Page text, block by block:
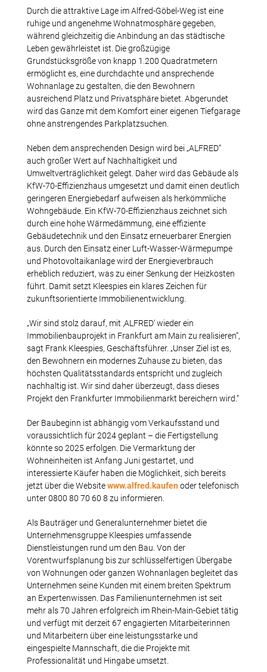
Durch die attraktive Lage im Alfred-Göbel-Weg ist eine
ruhige und angenehme Wohnatmosphäre gegeben,
während gleichzeitig die Anbindung an das städtische
Leben gewährleistet ist. Die großzügige
Grundstücksgröße von knapp 1.200 Quadratmetern
ermöglicht es, eine durchdachte und ansprechende
Wohnanlage zu gestalten, die den Bewohnern
ausreichend Platz und Privatsphäre bietet. Abgerundet
wird das Ganze mit dem Komfort einer eigenen Tiefgarage
ohne anstrengendes Parkplatzsuchen.
Neben dem ansprechenden Design wird bei „ALFRED“
auch großer Wert auf Nachhaltigkeit und
Umweltverträglichkeit gelegt. Daher wird das Gebäude als
KfW-70-Effizienzhaus umgesetzt und damit einen deutlich
geringeren Energiebedarf aufweisen als herkömmliche
Wohngebäude. Ein KfW-70-Effizienzhaus zeichnet sich
durch eine hohe Wärmedämmung, eine effiziente
Gebäudetechnik und den Einsatz erneuerbarer Energien
aus. Durch den Einsatz einer Luft-Wasser-Wärmepumpe
und Photovoltaikanlage wird der Energieverbrauch
erheblich reduziert, was zu einer Senkung der Heizkosten
führt. Damit setzt Kleespies ein klares Zeichen für
zukunftsorientierte Immobilienentwicklung.
„Wir sind stolz darauf, mit ‚ALFRED‘ wieder ein
Immobilienbauprojekt in Frankfurt am Main zu realisieren“,
sagt Frank Kleespies, Geschäftsführer. „Unser Ziel ist es,
den Bewohnern ein modernes Zuhause zu bieten, das
höchsten Qualitätsstandards entspricht und zugleich
nachhaltig ist. Wir sind daher überzeugt, dass dieses
Projekt den Frankfurter Immobilienmarkt bereichern wird.“
Der Baubeginn ist abhängig vom Verkaufsstand und
voraussichtlich für 2024 geplant – die Fertigstellung
könnte so 2025 erfolgen. Die Vermarktung der
Wohneinheiten ist Anfang Juni gestartet, und
interessierte Käufer haben die Möglichkeit, sich bereits
jetzt über die Websitewww.alfred.kaufenoder telefonisch
unter 0800 80 70 60 8 zu informieren.
Als Bauträger und Generalunternehmer bietet die
Unternehmensgruppe Kleespies umfassende
Dienstleistungen rund um den Bau. Von der
Vorentwurfsplanung bis zur schlüsselfertigen Übergabe
von Wohnungen oder ganzen Wohnanlagen begleitet das
Unternehmen seine Kunden mit einem breiten Spektrum
an Expertenwissen. Das Familienunternehmen ist seit
mehr als 70 Jahren erfolgreich im Rhein-Main-Gebiet tätig
und verfügt mit derzeit 67 engagierten Mitarbeiterinnen
und Mitarbeitern über eine leistungsstarke und
eingespielte Mannschaft, die die Projekte mit
Professionalität und Hingabe umsetzt.